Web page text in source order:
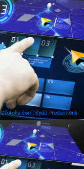
©fotolia.com, Syda Productions